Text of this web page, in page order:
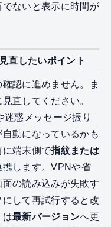
ないと表示に時間が
直したいポイント
認に進めません。ま
直してください。
惑メッセージ振り
動になっているかも
に端末側で指紋または
します。VPNや省
の読み込みが失敗す
して再試行すると改
は最新バージョンへ更